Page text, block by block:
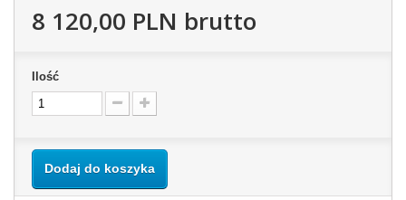
8 120,00 PLN brutto
Ilość
Dodaj do koszyka